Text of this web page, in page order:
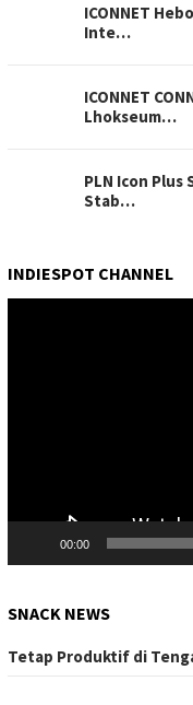
ICONNET
Inte…
ICONNET
Lhokseum…
PLN Icon
Stab…
INDIESPOT CHANNEL
00:00
SNACK NEWS
Tetap Produktif di